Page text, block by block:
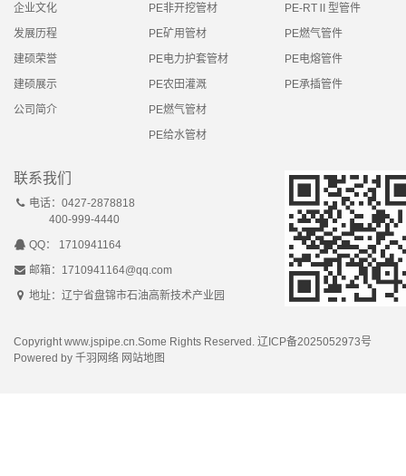
企业文化
发展历程
建硕荣誉
建硕展示
公司简介
PE非开挖管材
PE矿用管材
PE电力护套管材
PE农田灌溉
PE燃气管材
PE给水管材
PE-RTⅡ型管件
PE燃气管件
PE电熔管件
PE承插管件
联系我们
电话：0427-2878818
400-999-4440
QQ： 1710941164
邮箱：1710941164@qq.com
地址：辽宁省盘锦市石油高新技术产业园
Copyright www.jspipe.cn.Some Rights Reserved. 辽ICP备2025052973号
Powered by 千羽网络 网站地图